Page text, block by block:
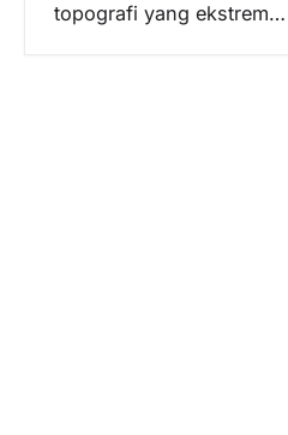
topografi yang ekstrem…